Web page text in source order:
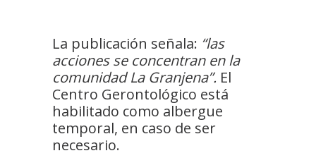
La publicación señala: “las
acciones se concentran en la
comunidad La Granjena”. El
Centro Gerontológico está
habilitado como albergue
temporal, en caso de ser
necesario.